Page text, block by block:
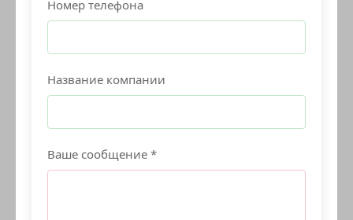
Номер телефона
Название компании
Ваше сообщение *